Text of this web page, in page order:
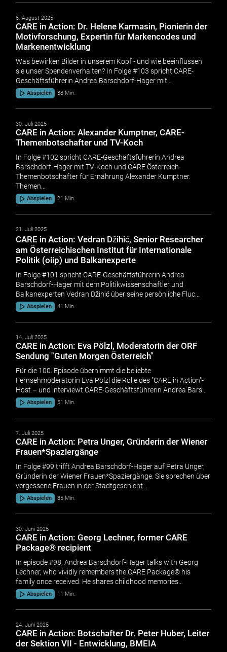
5. August 2025
CARE in Action: Dr. Helene Karmasin, Pionierin der
Motivforschung, Expertin für Markencodes und
Markenentwicklung
Was bewirken Bilder in unserem Kopf - und wie beeinflussen
sie unser Spendenverhalten? In Folge #103 spricht CARE-
Geschäftsführerin Andrea Barschdorf-Hager mit…
Abspielen 38 Min.
30. Juli 2025
CARE in Action: Alexander Kumptner, CARE-
Themenbotschafter und TV-Koch
In Folge #102 spricht CARE-Geschäftsführerin Andrea
Barschdorf-Hager mit TV-Koch und CARE Österreich-
Themenbotschafter für Ernährung Alexander Kumptner.
Themen…
Abspielen 21 Min.
21. Juli 2025
CARE in Action: Vedran Džihić, Senior Researcher
am Österreichischen Institut für Internationale
Politik (oiip) und Balkanexperte
In Folge #101 spricht CARE-Geschäftsführerin Andrea
Barschdorf-Hager mit dem Politikwissenschaftler und
Balkanexperten Vedran Džihić über seine persönliche Fluc…
Abspielen 41 Min.
14. Juli 2025
CARE in Action: Eva Pölzl, Moderatorin der ORF
Sendung "Guten Morgen Österreich"
Für die 100. Episode übernimmt die beliebte
Fernsehmoderatorin Eva Pölzl die Rolle des "CARE in Action"-
Host – und interviewt CARE-Geschäftsführerin Andrea Bars…
Abspielen 51 Min.
7. Juli 2025
CARE in Action: Petra Unger, Gründerin der Wiener
Frauen*Spaziergänge
In Folge #99 trifft Andrea Barschdorf-Hager auf Petra Unger,
Gründerin der Wiener Frauen*Spaziergänge. Sie sprechen über
vergessene Frauen in der Stadtgeschicht…
Abspielen 35 Min.
30. Juni 2025
CARE in Action: Georg Lechner, former CARE
Package® recipient
In episode #98, Andrea Barschdorf-Hager talks with Georg
Lechner, who vividly remembers the CARE Package® his
family once received. He shares childhood memories…
Abspielen 11 Min.
24. Juni 2025
CARE in Action: Botschafter Dr. Peter Huber, Leiter
der Sektion VII - Entwicklung, BMEIA